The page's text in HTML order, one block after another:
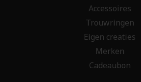
Accessoires
Trouwringen
Eigen creaties
Merken
Cadeaubon